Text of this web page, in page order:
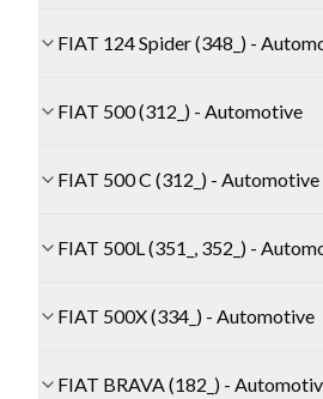
FIAT 124 Spider (348_) -
FIAT 500 (312_) - Automotive
FIAT 500 C (312_) - Automotive
FIAT 500L (351_, 352_) -
FIAT 500X (334_) - Automotive
FIAT BRAVA (182_) -